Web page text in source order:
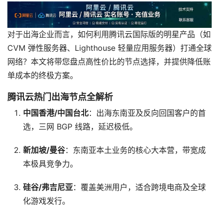
对于出海企业而言，如何利用腾讯云国际版的明星产品（如
CVM 弹性服务器、Lighthouse 轻量应用服务器）打通全球
网络？本文将带您盘点高性价比的节点选择，并提供降低账
单成本的终极方案。
腾讯云热门出海节点全解析
中国香港/中国台北：出海东南亚及反向回国客户的首
选，三网 BGP 线路，延迟极低。
新加坡/曼谷：东南亚本土业务的核心大本营，带宽成
本极具竞争力。
硅谷/弗吉尼亚：覆盖美洲用户，适合跨境电商及全球
化游戏发行。